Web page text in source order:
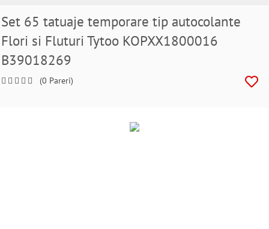
a
comanda
telefonic
Set 65 tatuaje temporare tip autocolante
Flori si Fluturi Tytoo KOPXX1800016
B39018269
(0 Pareri)